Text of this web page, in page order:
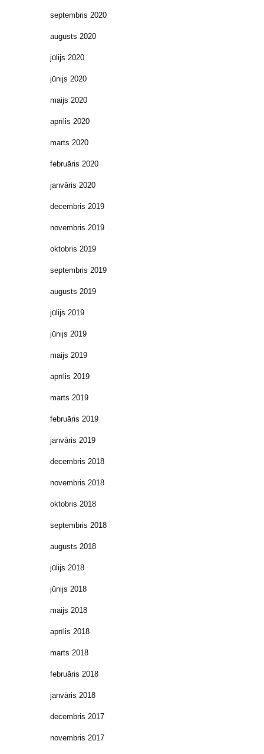
septembris 2020
augusts 2020
jūlijs 2020
jūnijs 2020
maijs 2020
aprīlis 2020
marts 2020
februāris 2020
janvāris 2020
decembris 2019
novembris 2019
oktobris 2019
septembris 2019
augusts 2019
jūlijs 2019
jūnijs 2019
maijs 2019
aprīlis 2019
marts 2019
februāris 2019
janvāris 2019
decembris 2018
novembris 2018
oktobris 2018
septembris 2018
augusts 2018
jūlijs 2018
jūnijs 2018
maijs 2018
aprīlis 2018
marts 2018
februāris 2018
janvāris 2018
decembris 2017
novembris 2017